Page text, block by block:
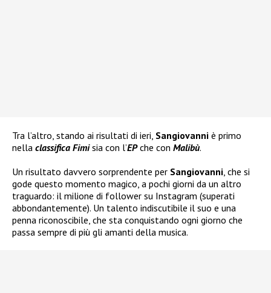
Tra l’altro, stando ai risultati di ieri, Sangiovanni è primo
nella classifica Fimisia con l’EPche con Malibù.
Un risultato davvero sorprendente per Sangiovanni, che si
gode questo momento magico, a pochi giorni da un altro
traguardo: il milione di follower su Instagram (superati
abbondantemente). Un talento indiscutibile il suo e una
penna riconoscibile, che sta conquistando ogni giorno che
passa sempre di più gli amanti della musica.